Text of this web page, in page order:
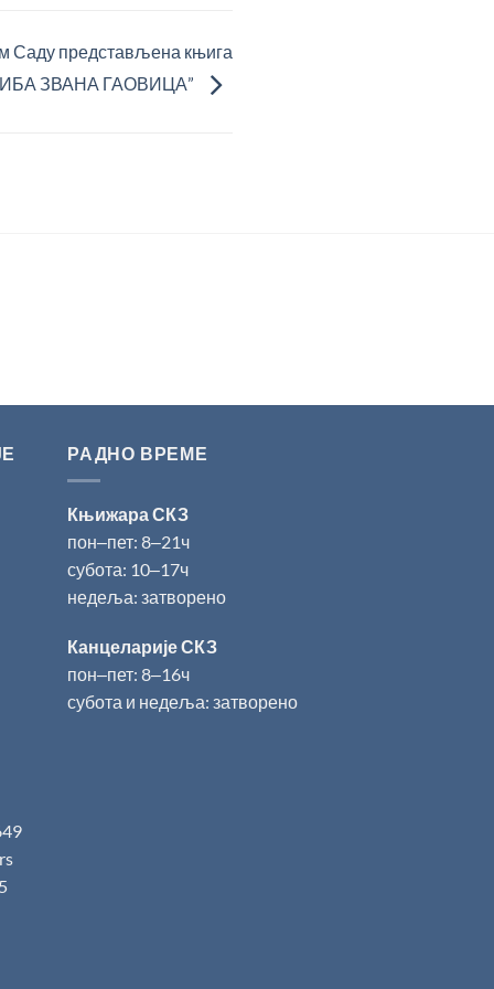
Саду представљена књига
ЗВАНА ГАОВИЦА”
РАДНО ВРЕМЕ
Књижара СКЗ
пон‒пет: 8‒21ч
субота: 10‒17ч
недеља: затворено
Канцеларије СКЗ
пон‒пет: 8‒16ч
субота и недеља: затворено